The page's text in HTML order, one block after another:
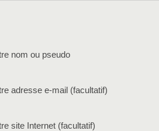
nom ou pseudo
adresse e-mail (facultatif)
site Internet (facultatif)